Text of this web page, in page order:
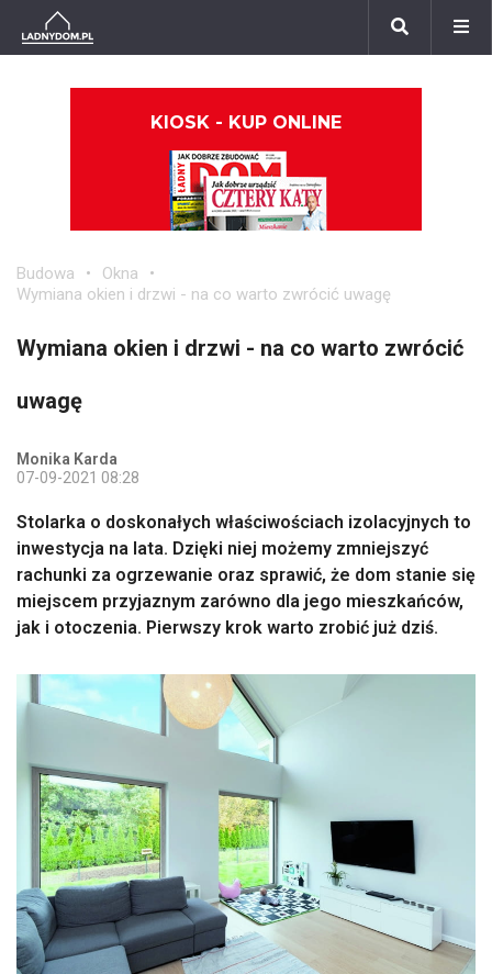
KIOSK - KUP ONLINE
Budowa
Okna
Wymiana okien i drzwi - na co warto zwrócić uwagę
Wymiana okien i drzwi - na co warto zwrócić
uwagę
Monika Karda
07-09-2021 08:28
Stolarka o doskonałych właściwościach izolacyjnych to
inwestycja na lata. Dzięki niej możemy zmniejszyć
rachunki za ogrzewanie oraz sprawić, że dom stanie się
miejscem przyjaznym zarówno dla jego mieszkańców,
jak i otoczenia. Pierwszy krok warto zrobić już dziś.